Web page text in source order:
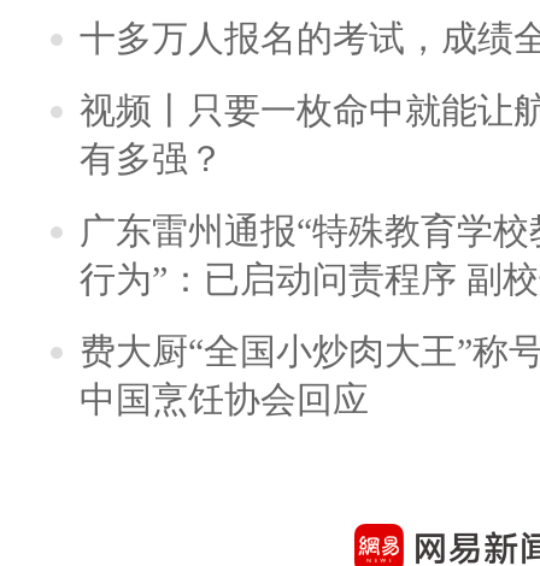
十多万人报名的考试，成绩
视频丨只要一枚命中就能让
有多强？
广东雷州通报“特殊教育学
行为”：已启动问责程序 副
费大厨“全国小炒肉大王”称
中国烹饪协会回应